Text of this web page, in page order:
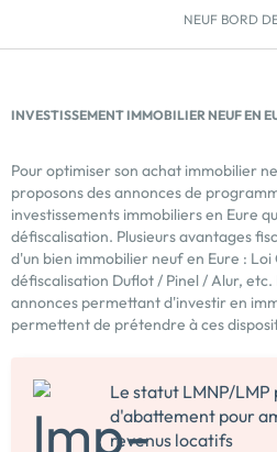
NEUF BORD
INVESTISSEMENT IMMOBILIER NEUF EN
Pour optimiser son achat immobilier
proposons des annonces de
investissements immobiliers en Eure
défiscalisation. Plusieurs avantages
d'un bien immobilier neuf en Eure :
défiscalisation Duflot / Pinel / Alur, etc.
annonces permettant d'investir en
permettent de prétendre à ces
Le statut LMNP/
d'abattement pour
revenus locatifs